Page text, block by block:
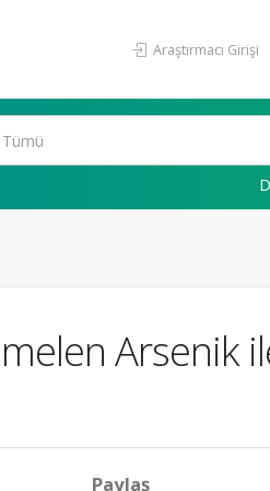
Araştırmacı Girişi
Arsenik
Paylaş